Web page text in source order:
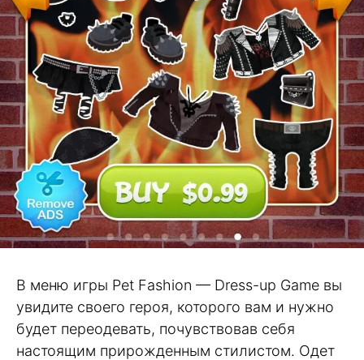
В меню игры Pet Fashion — Dress-up Game вы
увидите своего героя, которого вам и нужно
будет переодевать, почувствовав себя
настоящим прирожденным стилистом. Одет